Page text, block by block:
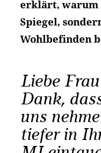
erklärt, warum
Spiegel,
Wohlbefinden
Liebe
Dank,
uns
tiefer in